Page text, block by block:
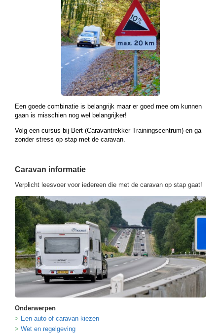
Een goede combinatie is belangrijk maar er goed mee om kunnen
gaan is misschien nog wel belangrijker!
Volg een cursus bij Bert (Caravantrekker Trainingscentrum) en ga
zonder stress op stap met de caravan.
Caravan informatie
Verplicht leesvoer voor iedereen die met de caravan op stap gaat!
Onderwerpen
Een auto of caravan kiezen
Wet en regelgeving